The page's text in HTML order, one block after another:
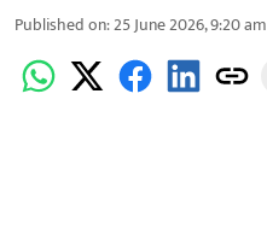
Published on:25 June 2026, 9:20 am